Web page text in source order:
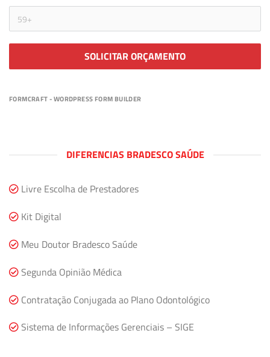
SOLICITAR ORÇAMENTO
FORMCRAFT - WORDPRESS FORM BUILDER
DIFERENCIAS BRADESCO SAÚDE
Livre Escolha de Prestadores
Kit Digital
Meu Doutor Bradesco Saúde
Segunda Opinião Médica
Contratação Conjugada ao Plano Odontológico
Sistema de Informações Gerenciais – SIGE